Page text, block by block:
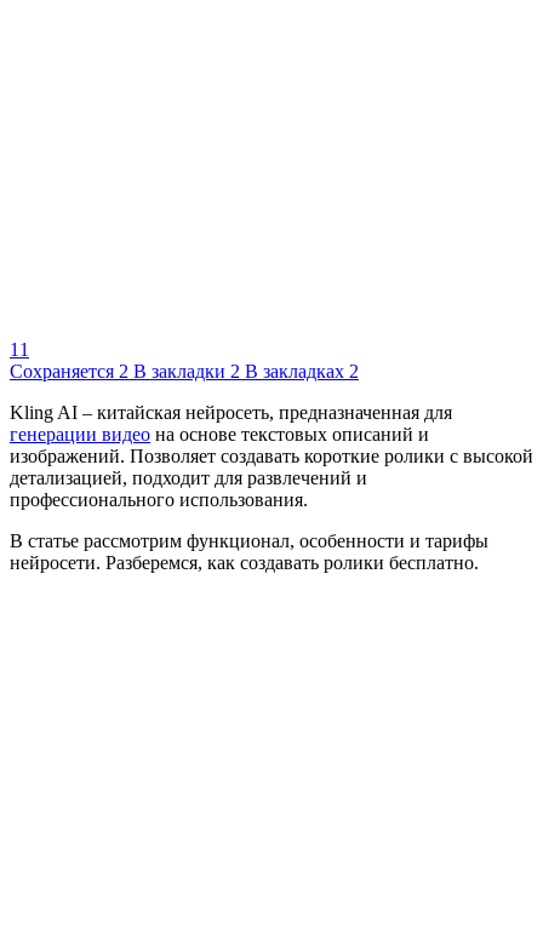
11
Сохраняется 2 В закладки 2 В закладках 2
Kling AI – китайская нейросеть, предназначенная для
генерации видео на основе текстовых описаний и
изображений. Позволяет создавать короткие ролики с высокой
детализацией, подходит для развлечений и
профессионального использования.
В статье рассмотрим функционал, особенности и тарифы
нейросети. Разберемся, как создавать ролики бесплатно.